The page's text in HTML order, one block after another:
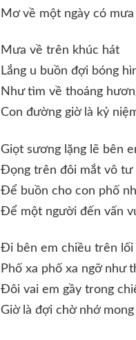
Mơ về một ngày có
Mưa về trên khúc hát
Lắng u buồn đợi bóng
Như tìm về thoáng
Con đường giờ là kỷ
Giọt sương lặng lẽ bên
Đọng trên đôi mắt vô tư
Để buồn cho con phố
Để một người đến vấn
Đi bên em chiều trên lối
Phố xa phố xa ngỡ như
Đôi vai em gầy trong
Giờ là đợi chờ nhớ